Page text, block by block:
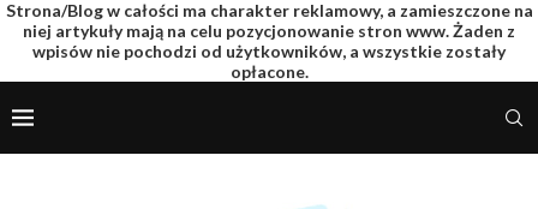
Strona/Blog w całości ma charakter reklamowy, a zamieszczone na
niej artykuły mają na celu pozycjonowanie stron www. Żaden z
wpisów nie pochodzi od użytkowników, a wszystkie zostały
opłacone.